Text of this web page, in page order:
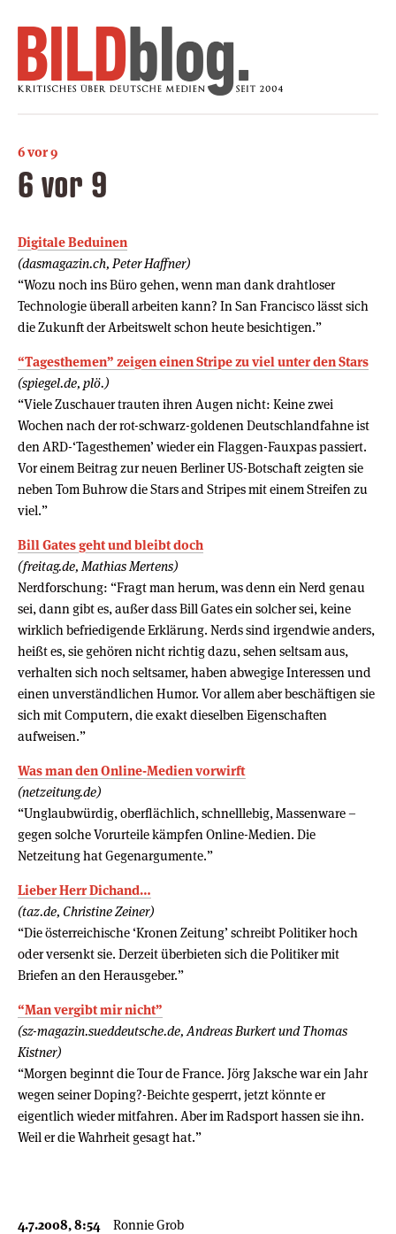
6 vor 9
6 vor 9
Digitale Beduinen
(dasmagazin.ch, Peter Haffner)
“Wozu noch ins Büro gehen, wenn man dank drahtloser
Technologie überall arbeiten kann? In San Francisco lässt sich
die Zukunft der Arbeitswelt schon heute besichtigen.”
“Tagesthemen” zeigen einen Stripe zu viel unter den Stars
(spiegel.de, plö.)
“Viele Zuschauer trauten ihren Augen nicht: Keine zwei
Wochen nach der rot-schwarz-goldenen Deutschlandfahne ist
den ARD-‘Tagesthemen’ wieder ein Flaggen-Fauxpas passiert.
Vor einem Beitrag zur neuen Berliner US-Botschaft zeigten sie
neben Tom Buhrow die Stars and Stripes mit einem Streifen zu
viel.”
Bill Gates geht und bleibt doch
(freitag.de, Mathias Mertens)
Nerdforschung: “Fragt man herum, was denn ein Nerd genau
sei, dann gibt es, außer dass Bill Gates ein solcher sei, keine
wirklich befriedigende Erklärung. Nerds sind irgendwie anders,
heißt es, sie gehören nicht richtig dazu, sehen seltsam aus,
verhalten sich noch seltsamer, haben abwegige Interessen und
einen unverständlichen Humor. Vor allem aber beschäftigen sie
sich mit Computern, die exakt dieselben Eigenschaften
aufweisen.”
Was man den Online-Medien vorwirft
(netzeitung.de)
“Unglaubwürdig, oberflächlich, schnelllebig, Massenware –
gegen solche Vorurteile kämpfen Online-Medien. Die
Netzeitung hat Gegenargumente.”
Lieber Herr Dichand…
(taz.de, Christine Zeiner)
“Die österreichische ‘Kronen Zeitung’ schreibt Politiker hoch
oder versenkt sie. Derzeit überbieten sich die Politiker mit
Briefen an den Herausgeber.”
“Man vergibt mir nicht”
(sz-magazin.sueddeutsche.de, Andreas Burkert und Thomas
Kistner)
“Morgen beginnt die Tour de France. Jörg Jaksche war ein Jahr
wegen seiner Doping?-Beichte gesperrt, jetzt könnte er
eigentlich wieder mitfahren. Aber im Radsport hassen sie ihn.
Weil er die Wahrheit gesagt hat.”
4.7.2008, 8:54 Ronnie Grob